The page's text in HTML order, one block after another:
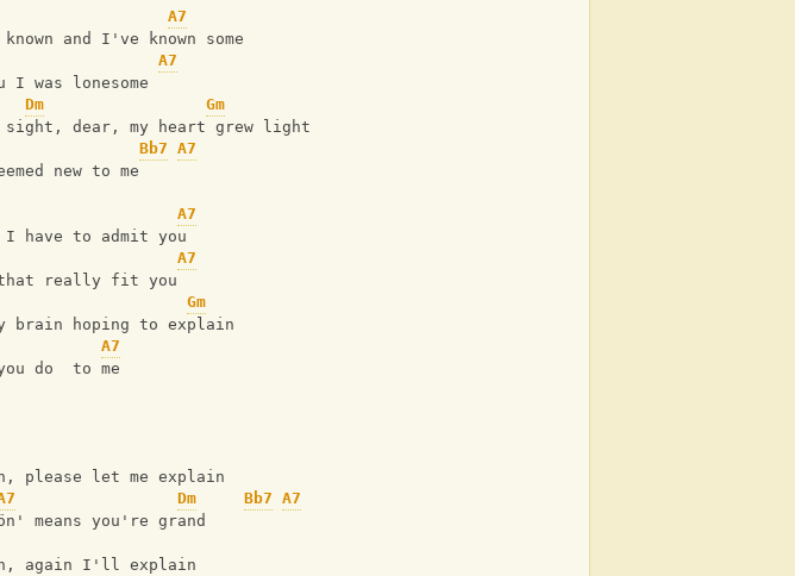
A7
and I've known some
A7
was lonesome
Dm
Gm
sight, dear, my heart grew light
Bb7 A7
new to me
A7
have to admit you
A7
that really fit you
Gm
brain hoping to explain
A7
do  to me
please let me explain
Dm Bb7 A7
means you're grand
again I'll explain